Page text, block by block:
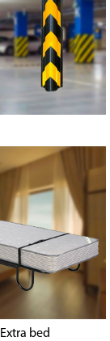
bed